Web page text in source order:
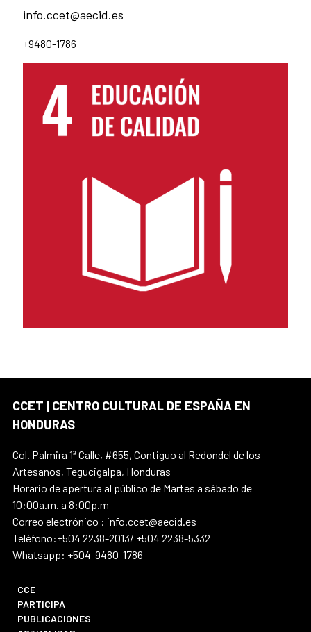
info.ccet@aecid.es
+9480-1786
CCET | CENTRO CULTURAL DE ESPAÑA EN
HONDURAS
Col. Palmira 1ª Calle, #655, Contiguo al Redondel de los
Artesanos, Tegucigalpa, Honduras
Horario de apertura al público de Martes a sábado de
10:00a.m. a 8:00p.m
Correo electrónico : info.ccet@aecid.es
Teléfono:+504 2238-2013/ +504 2238-5332
Whatsapp: +504-9480-1786
CCE
PARTICIPA
PUBLICACIONES